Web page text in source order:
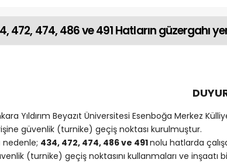
472, 474, 486 ve 491 Hatların güzergahı
Yıldırım Beyazıt Üniversitesi Esenboğa Merkez
güvenlik (turnike) geçiş noktası kurulmuştur.
nedenle; 434, 472, 474, 486 ve 491nolu hatlarda
(turnike) geçiş noktasını kullanmaları ve inşaatı